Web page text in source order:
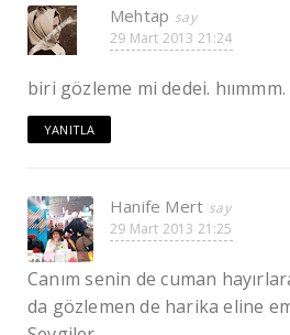
Mehtap
29 Mart 2013 21:24
biri gözleme mi dedei.
YANITLA
Hanife Mert
29 Mart 2013 21:25
Canım senin de cuman
da gözlemen de harika eline